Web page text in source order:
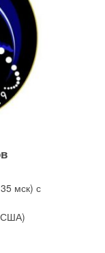
мск) с
США)